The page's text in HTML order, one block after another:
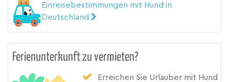
Einreisebestimmungen mit Hund in
Deutschland
Ferienunterkunft zu vermieten?
Erreichen Sie Urlauber mit Hund